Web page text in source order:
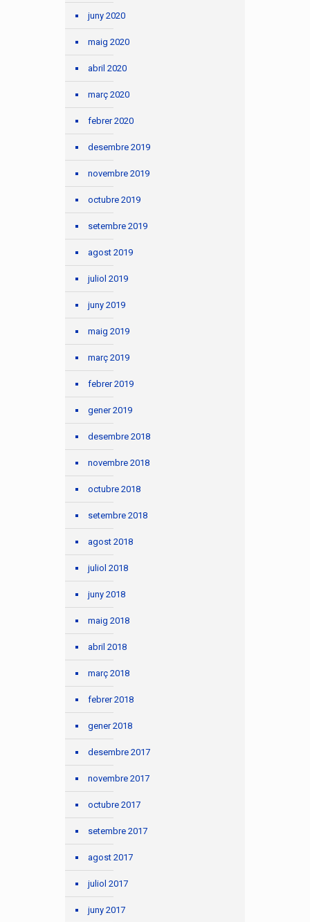
juny 2020
maig 2020
abril 2020
març 2020
febrer 2020
desembre 2019
novembre 2019
octubre 2019
setembre 2019
agost 2019
juliol 2019
juny 2019
maig 2019
març 2019
febrer 2019
gener 2019
desembre 2018
novembre 2018
octubre 2018
setembre 2018
agost 2018
juliol 2018
juny 2018
maig 2018
abril 2018
març 2018
febrer 2018
gener 2018
desembre 2017
novembre 2017
octubre 2017
setembre 2017
agost 2017
juliol 2017
juny 2017